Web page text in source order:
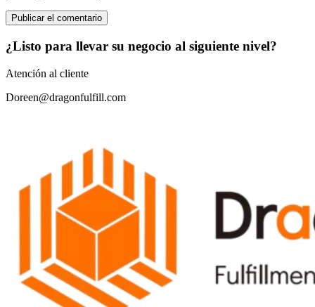
¿Listo para llevar su negocio al siguiente nivel?
Atención al cliente
Doreen@dragonfulfill.com